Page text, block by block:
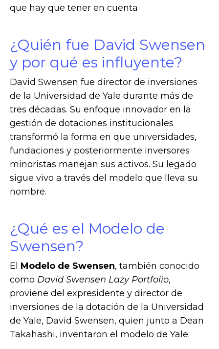
que hay que tener en cuenta
¿Quién fue David Swensen
y por qué es influyente?
David Swensen fue director de inversiones
de la Universidad de Yale durante más de
tres décadas. Su enfoque innovador en la
gestión de dotaciones institucionales
transformó la forma en que universidades,
fundaciones y posteriormente inversores
minoristas manejan sus activos. Su legado
sigue vivo a través del modelo que lleva su
nombre.
¿Qué es el Modelo de
Swensen?
El Modelo de Swensen, también conocido
como David Swensen Lazy Portfolio,
proviene del expresidente y director de
inversiones de la dotación de la Universidad
de Yale, David Swensen, quien junto a Dean
Takahashi, inventaron el modelo de Yale.